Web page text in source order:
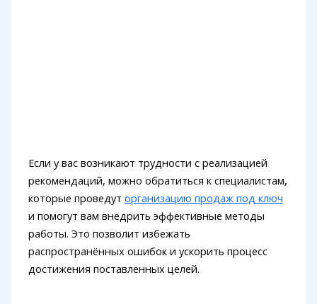
Если у вас возникают трудности с реализацией
рекомендаций, можно обратиться к специалистам,
которые проведут организацию продаж под ключ
и помогут вам внедрить эффективные методы
работы. Это позволит избежать
распространённых ошибок и ускорить процесс
достижения поставленных целей.